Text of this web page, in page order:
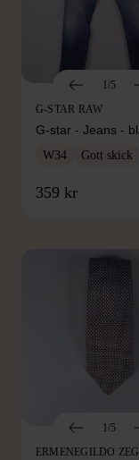
1/5
G-STAR RAW
G-star - Jeans -
W34 Gott skick
359 kr
FRÅN
1/5
ERMENEGILDO